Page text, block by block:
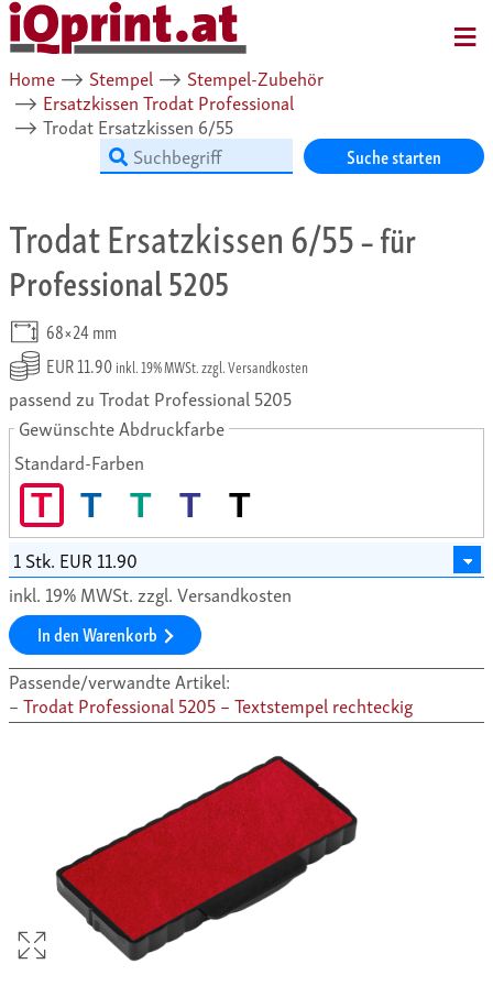
Home ⟶ Stempel ⟶ Stempel-Zubehör
⟶ Ersatzkissen Trodat Professional
⟶ Trodat Ersatzkissen 6/55
Suche starten
Trodat Ersatzkissen 6/55– für
Professional 5205
68×24 mm
EUR 11.90inkl. 19% MWSt. zzgl. Versandkosten
passend zu Trodat Professional 5205
Gewünschte Abdruckfarbe
Standard-Farben
T T T T T
inkl. 19% MWSt. zzgl. Versandkosten
In den Warenkorb
Passende/verwandte Artikel:
Trodat Professional 5205 – Textstempel rechteckig